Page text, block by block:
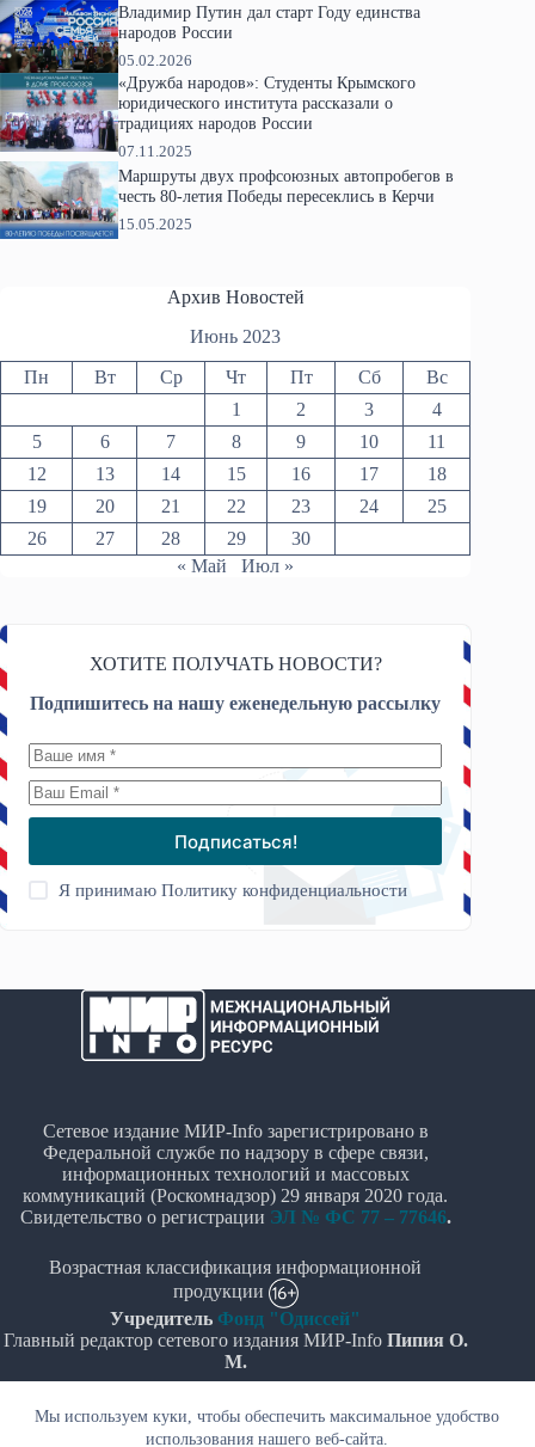
Мы используем куки, чтобы обеспечить максимальное удобство
использования нашего веб-сайта.
Владимир Путин дал старт Году единства
народов России
05.02.2026
«Дружба народов»: Студенты Крымского
юридического института рассказали о
традициях народов России
07.11.2025
Маршруты двух профсоюзных автопробегов в
честь 80-летия Победы пересеклись в Керчи
15.05.2025
Архив Новостей
Июнь 2023
Пн Вт Ср Чт Пт Сб
Вс
1
2 3
4
5
6 7 8 9 10
11
12
13 14 15 16 17
18
19
20 21 22 23 24
25
26
27 28 29
30
« Май
Июл »
ХОТИТЕ ПОЛУЧАТЬ НОВОСТИ?
Подпишитесь на нашу еженедельную рассылку
Подписаться!
Я принимаюПолитику конфиденциальности
Сетевое издание МИР-Info зарегистрировано в
Федеральной службе по надзору в сфере связи,
информационных технологий и массовых
коммуникаций (Роскомнадзор) 29 января 2020 года.
Свидетельство о регистрации ЭЛ № ФС 77 – 77646.
Возрастная классификация информационной
продукции
Учредитель Фонд "Одиссей"
Главный редактор сетевого издания МИР-Info Пипия О.
М.
Политика в отношении обработки персональных
данных